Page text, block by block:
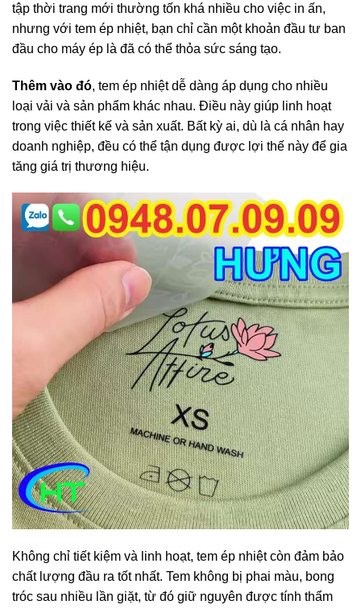
tập thời trang mới thường tốn khá nhiều cho việc in ấn,
nhưng với tem ép nhiệt, bạn chỉ cần một khoản đầu tư ban
đầu cho máy ép là đã có thể thỏa sức sáng tạo.
Thêm vào đó, tem ép nhiệt dễ dàng áp dụng cho nhiều
loại vải và sản phẩm khác nhau. Điều này giúp linh hoạt
trong việc thiết kế và sản xuất. Bất kỳ ai, dù là cá nhân hay
doanh nghiệp, đều có thể tận dụng được lợi thế này để gia
tăng giá trị thương hiệu.
Không chỉ tiết kiệm và linh hoạt, tem ép nhiệt còn đảm bảo
chất lượng đầu ra tốt nhất. Tem không bị phai màu, bong
tróc sau nhiều lần giặt, từ đó giữ nguyên được tính thẩm